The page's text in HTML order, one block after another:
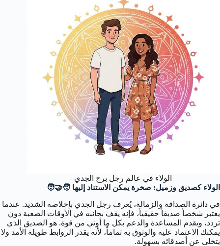
الولاء في عالم رجل برج الجدي
الولاء كصديق وزميل: صخرة يمكن الاستناد إليها 🧑‍🤝‍🧑
في دائرة الصداقة والزمالة، يُعرف رجل الجدي بإخلاصه الشديد. عندما
يعتبر شخصاً صديقاً حقيقياً، فإنه يقف بجانبه في الأوقات الصعبة دون
تردد، ويقدم المساعدة والدعم بكل ما أوتي من قوة. هو الصديق الذي
يمكنك الاعتماد عليه والوثوق به تماماً، لأنه يقدر الروابط طويلة الأمد ولا
يتخلى عن أصدقائه بسهولة.